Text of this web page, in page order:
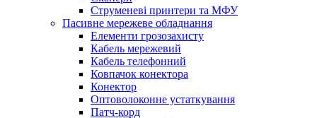
Струменеві принтери та МФУ
Пасивне мережеве обладнання
Елементи грозозахисту
Кабель мережевий
Кабель телефонний
Ковпачок конектора
Конектор
Оптоволоконне устаткування
Патч-корд